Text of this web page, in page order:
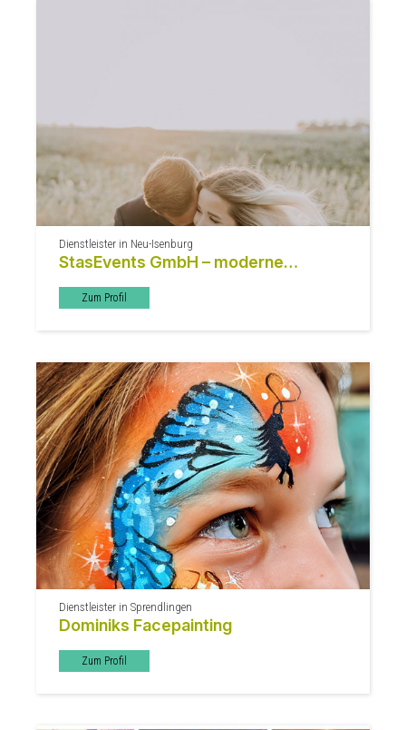
Dienstleister in Neu-Isenburg
StasEvents GmbH – moderne
Zum Profil
Dienstleister in Sprendlingen
Dominiks Facepainting
Zum Profil